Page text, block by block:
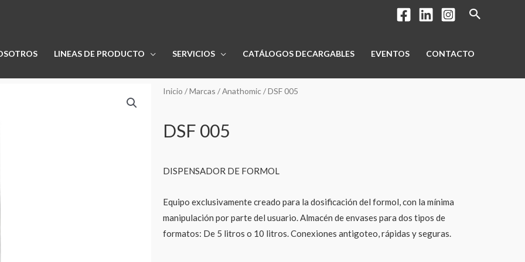
Buscar
LINEAS DE PRODUCTO SERVICIOS CATÁLOGOS DECARGABLES EVENTOS CONTACTO
Inicio /Marcas /Anathomic / DSF 005
DSF 005
DISPENSADOR DE FORMOL
Equipo exclusivamente creado para la dosificación del formol, con la mínima
manipulación por parte del usuario. Almacén de envases para dos tipos de
formatos: De 5 litros o 10 litros. Conexiones antigoteo, rápidas y seguras.